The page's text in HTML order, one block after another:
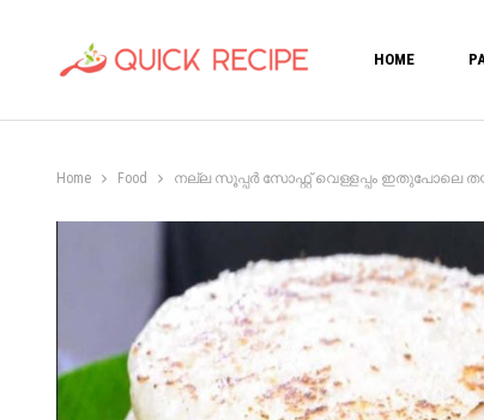
HOME
Home Food നല്ല സൂപ്പർ സോഫ്റ്റ് വെള്ളപ്പം ഇതുപോലെ